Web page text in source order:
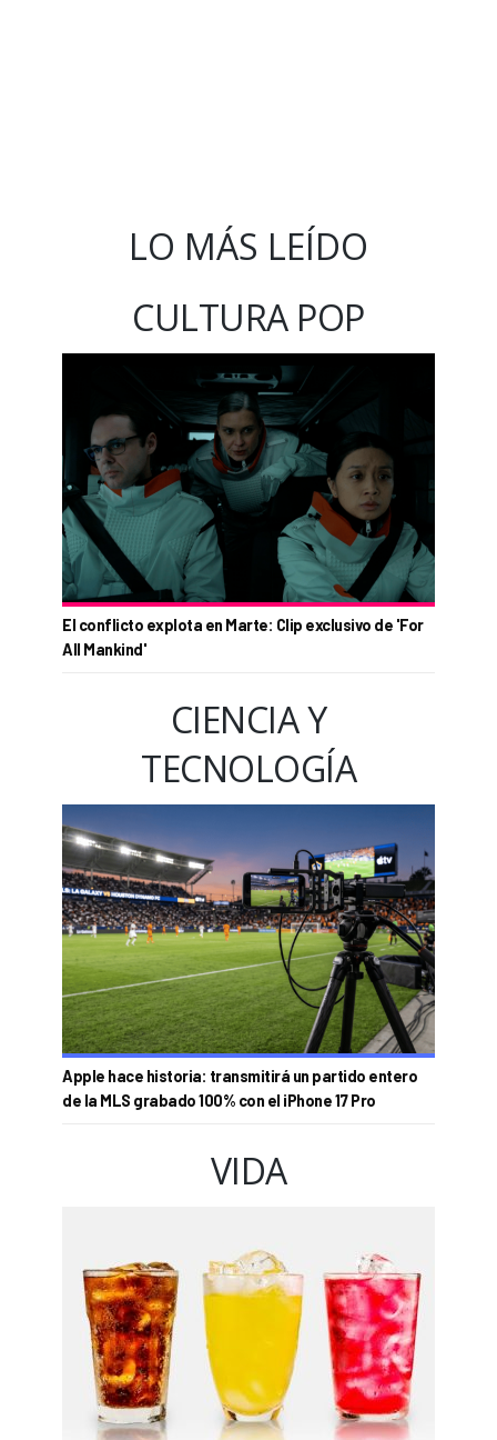
LO MÁS LEÍDO
CULTURA POP
El conflicto explota en Marte: Clip exclusivo de 'For
All Mankind'
CIENCIA Y
TECNOLOGÍA
Apple hace historia: transmitirá un partido entero
de la MLS grabado 100% con el iPhone 17 Pro
VIDA